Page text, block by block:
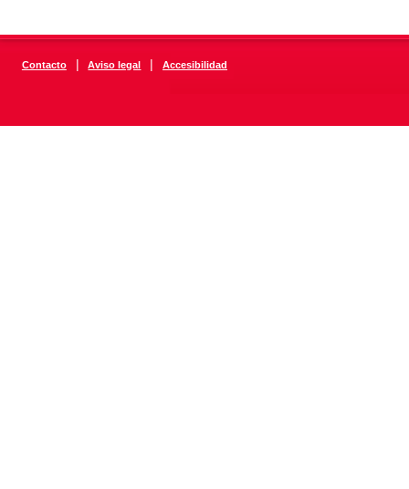
Contacto | Aviso legal | Accesibilidad